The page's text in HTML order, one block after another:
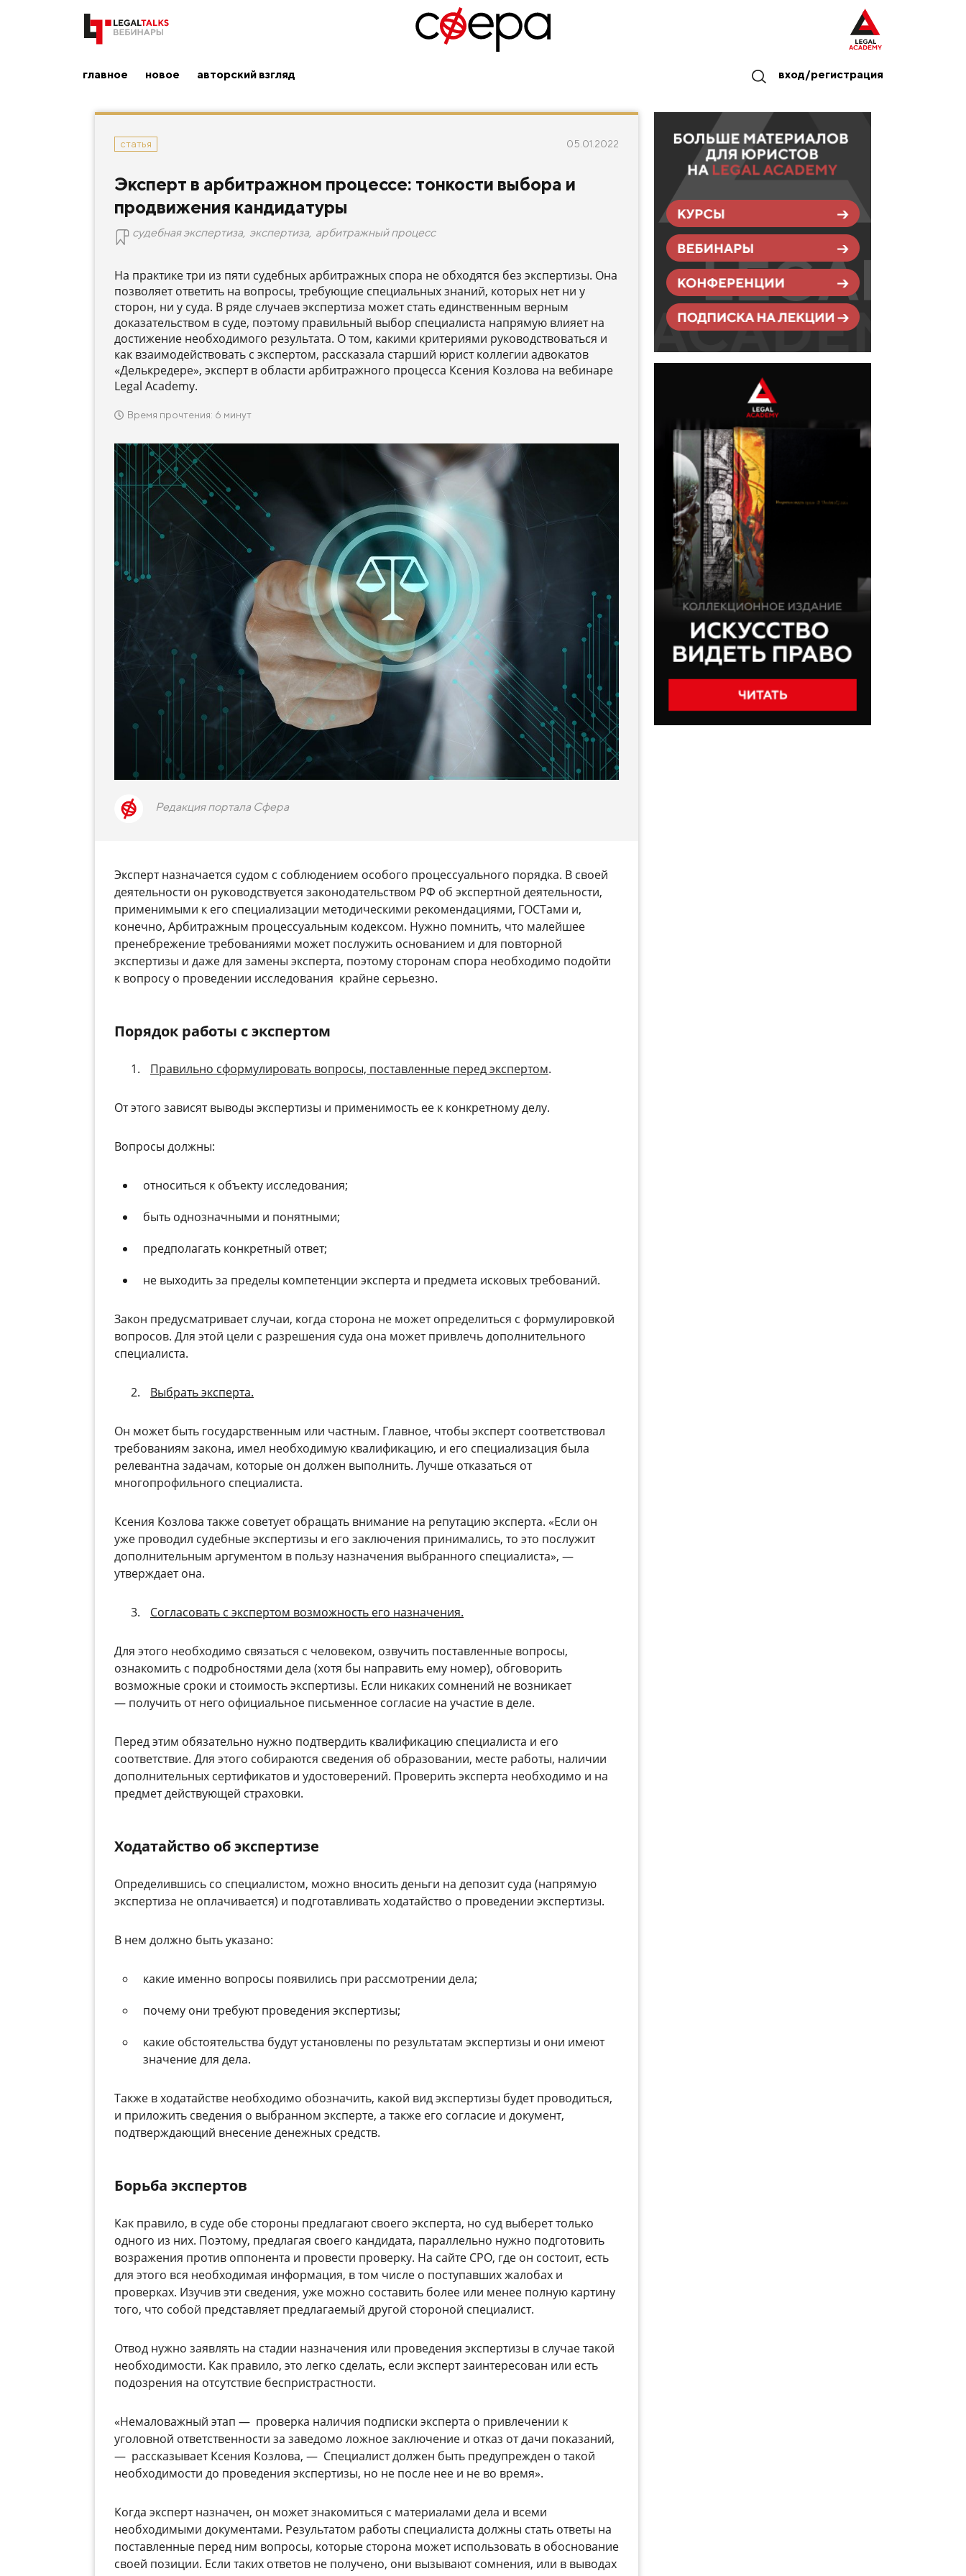
главное новое авторский взгляд вход/регистрация
статья 05.01.2022
Эксперт в арбитражном процессе: тонкости выбора и
продвижения кандидатуры
судебная экспертиза, экспертиза, арбитражный процесс
На практике три из пяти судебных арбитражных спора не обходятся без экспертизы. Она
позволяет ответить на вопросы, требующие специальных знаний, которых нет ни у
сторон, ни у суда. В ряде случаев экспертиза может стать единственным верным
доказательством в суде, поэтому правильный выбор специалиста напрямую влияет на
достижение необходимого результата. О том, какими критериями руководствоваться и
как взаимодействовать с экспертом, рассказала старший юрист коллегии адвокатов
«Делькредере», эксперт в области арбитражного процесса Ксения Козлова на вебинаре
Legal Academy.
Время прочтения: 6 минут
Редакция портала Сфера
Эксперт назначается судом с соблюдением особого процессуального порядка. В своей
деятельности он руководствуется законодательством РФ об экспертной деятельности,
применимыми к его специализации методическими рекомендациями, ГОСТами и,
конечно, Арбитражным процессуальным кодексом. Нужно помнить, что малейшее
пренебрежение требованиями может послужить основанием и для повторной
экспертизы и даже для замены эксперта, поэтому сторонам спора необходимо подойти
к вопросу о проведении исследования крайне серьезно.
Порядок работы с экспертом
Правильно сформулировать вопросы, поставленные перед экспертом.
От этого зависят выводы экспертизы и применимость ее к конкретному делу.
Вопросы должны:
относиться к объекту исследования;
быть однозначными и понятными;
предполагать конкретный ответ;
не выходить за пределы компетенции эксперта и предмета исковых требований.
Закон предусматривает случаи, когда сторона не может определиться с формулировкой
вопросов. Для этой цели с разрешения суда она может привлечь дополнительного
специалиста.
Выбрать эксперта.
Он может быть государственным или частным. Главное, чтобы эксперт соответствовал
требованиям закона, имел необходимую квалификацию, и его специализация была
релевантна задачам, которые он должен выполнить. Лучше отказаться от
многопрофильного специалиста.
Ксения Козлова также советует обращать внимание на репутацию эксперта. «Если он
уже проводил судебные экспертизы и его заключения принимались, то это послужит
дополнительным аргументом в пользу назначения выбранного специалиста», —
утверждает она.
Согласовать с экспертом возможность его назначения.
Для этого необходимо связаться с человеком, озвучить поставленные вопросы,
ознакомить с подробностями дела (хотя бы направить ему номер), обговорить
возможные сроки и стоимость экспертизы. Если никаких сомнений не возникает
— получить от него официальное письменное согласие на участие в деле.
Перед этим обязательно нужно подтвердить квалификацию специалиста и его
соответствие. Для этого собираются сведения об образовании, месте работы, наличии
дополнительных сертификатов и удостоверений. Проверить эксперта необходимо и на
предмет действующей страховки.
Ходатайство об экспертизе
Определившись со специалистом, можно вносить деньги на депозит суда (напрямую
экспертиза не оплачивается) и подготавливать ходатайство о проведении экспертизы.
В нем должно быть указано:
какие именно вопросы появились при рассмотрении дела;
почему они требуют проведения экспертизы;
какие обстоятельства будут установлены по результатам экспертизы и они имеют
значение для дела.
Также в ходатайстве необходимо обозначить, какой вид экспертизы будет проводиться,
и приложить сведения о выбранном эксперте, а также его согласие и документ,
подтверждающий внесение денежных средств.
Борьба экспертов
Как правило, в суде обе стороны предлагают своего эксперта, но суд выберет только
одного из них. Поэтому, предлагая своего кандидата, параллельно нужно подготовить
возражения против оппонента и провести проверку. На сайте СРО, где он состоит, есть
для этого вся необходимая информация, в том числе о поступавших жалобах и
проверках. Изучив эти сведения, уже можно составить более или менее полную картину
того, что собой представляет предлагаемый другой стороной специалист.
Отвод нужно заявлять на стадии назначения или проведения экспертизы в случае такой
необходимости. Как правило, это легко сделать, если эксперт заинтересован или есть
подозрения на отсутствие беспристрастности.
«Немаловажный этап — проверка наличия подписки эксперта о привлечении к
уголовной ответственности за заведомо ложное заключение и отказ от дачи показаний,
— рассказывает Ксения Козлова, — Специалист должен быть предупрежден о такой
необходимости до проведения экспертизы, но не после нее и не во время».
Когда эксперт назначен, он может знакомиться с материалами дела и всеми
необходимыми документами. Результатом работы специалиста должны стать ответы на
поставленные перед ним вопросы, которые сторона может использовать в обоснование
своей позиции. Если таких ответов не получено, они вызывают сомнения, или в выводах